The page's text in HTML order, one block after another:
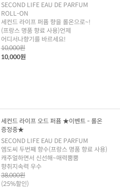
SECOND LIFE EAU DE PARFUM
ROLL-ON
세컨드 라이프 퍼퓸 향을 롤온으로~!
(프랑스 명품 향료 사용)언제
어디서나향기를 바르세요!
10,000원
10,000원
세컨드 라이프 오드 퍼퓸 ★이벤트 - 롤온
증정중★
SECOND LIFE EAU DE PARFUM
엠도씨 두번째 향수(프랑스 명품 향료 사용)
캐주얼하면서 신선해~매력뿜뿜
향취지속력 우수
38,000원
(25%할인)